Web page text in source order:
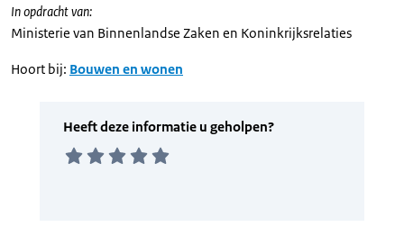
In opdracht van:
Ministerie van Binnenlandse Zaken en Koninkrijksrelaties
Hoort bij: Bouwen en wonen